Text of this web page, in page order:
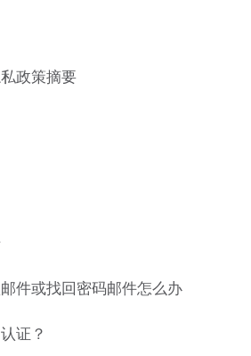
政策摘要
件或找回密码邮件怎么办
证？